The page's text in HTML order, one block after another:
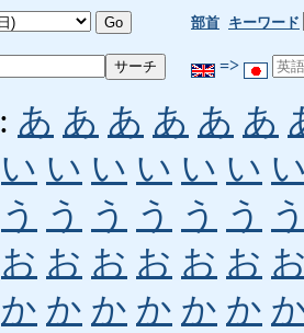
部首 キーワード
=>
: あ あ あ あ あ あ
い い い い い い
う う う う う う
お お お お お お
か か か か か か